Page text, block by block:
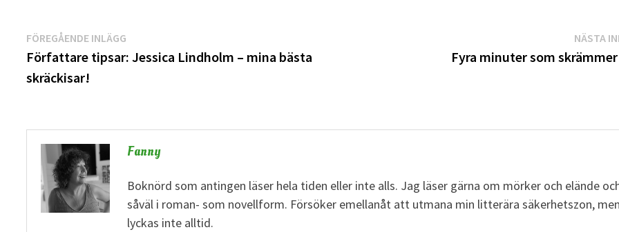
Inläggsnavigering
FÖREGÅENDE INLÄGG
inlägg:
Författare tipsar: Jessica Lindholm – mina bästa
skräckisar!
NÄSTA
Fyra minuter som
Fanny
Boknörd som antingen läser hela tiden eller inte alls. Jag läser gärna om mörker och elände
såväl i roman- som novellform. Försöker emellanåt att utmana min litterära säkerhetszon,
lyckas inte alltid.